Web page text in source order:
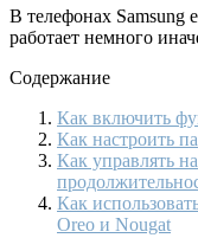
В телефонах Samsung
работает немного
Содержание
Как включить
Как настроить
Как управлять
Как
Oreo и Nougat